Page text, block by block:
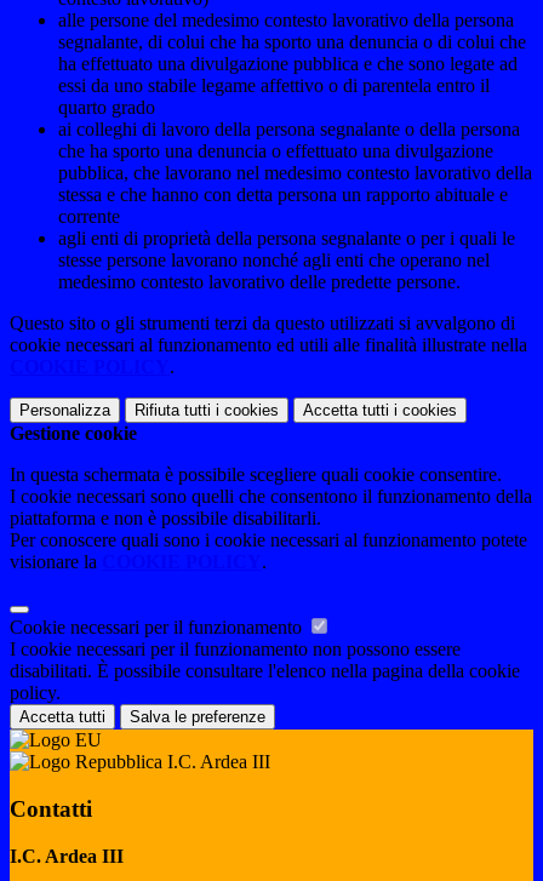
alle persone del medesimo contesto lavorativo della persona
segnalante, di colui che ha sporto una denuncia o di colui che
ha effettuato una divulgazione pubblica e che sono legate ad
essi da uno stabile legame affettivo o di parentela entro il
quarto grado
ai colleghi di lavoro della persona segnalante o della persona
che ha sporto una denuncia o effettuato una divulgazione
pubblica, che lavorano nel medesimo contesto lavorativo della
stessa e che hanno con detta persona un rapporto abituale e
corrente
agli enti di proprietà della persona segnalante o per i quali le
stesse persone lavorano nonché agli enti che operano nel
medesimo contesto lavorativo delle predette persone.
Questo sito o gli strumenti terzi da questo utilizzati si avvalgono di
cookie necessari al funzionamento ed utili alle finalità illustrate nella
.
Personalizza Rifiuta tutti i cookies Accetta tutti i cookies
Gestione cookie
In questa schermata è possibile scegliere quali cookie consentire.
I cookie necessari sono quelli che consentono il funzionamento della
piattaforma e non è possibile disabilitarli.
Per conoscere quali sono i cookie necessari al funzionamento potete
visionare la
.
Cookie necessari per il funzionamento
I cookie necessari per il funzionamento non possono essere
disabilitati. È possibile consultare l'elenco nella pagina della cookie
policy.
Accetta tutti Salva le preferenze
I.C. Ardea III
Contatti
I.C. Ardea III